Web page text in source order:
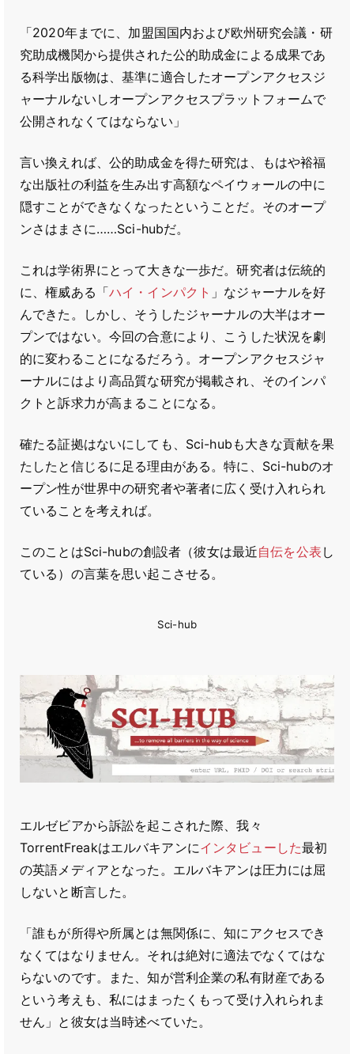
「2020年までに、加盟国国内および欧州研究会議・研
究助成機関から提供された公的助成金による成果であ
る科学出版物は、基準に適合したオープンアクセスジ
ャーナルないしオープンアクセスプラットフォームで
公開されなくてはならない」
言い換えれば、公的助成金を得た研究は、もはや裕福
な出版社の利益を生み出す高額なペイウォールの中に
隠すことができなくなったということだ。そのオープ
ンさはまさに……Sci-hubだ。
これは学術界にとって大きな一歩だ。研究者は伝統的
に、権威ある「ハイ・インパクト 」なジャーナルを好
んできた。しかし、そうしたジャーナルの大半はオー
プンではない。今回の合意により、こうした状況を劇
的に変わることになるだろう。オープンアクセスジャ
ーナルにはより高品質な研究が掲載され、そのインパ
クトと訴求力が高まることになる。
確たる証拠はないにしても、Sci-hubも大きな貢献を果
たしたと信じるに足る理由がある。特に、Sci-hubのオ
ープン性が世界中の研究者や著者に広く受け入れられ
ていることを考えれば。
このことはSci-hubの創設者（彼女は最近自伝を公表 し
ている）の言葉を思い起こさせる。
Sci-hub
エルゼビアから訴訟を起こされた際、我々
TorrentFreakはエルバキアンにインタビューした最初
の英語メディアとなった。エルバキアンは圧力には屈
しないと断言した。
「誰もが所得や所属とは無関係に、知にアクセスでき
なくてはなりません。それは絶対に適法でなくてはな
らないのです。また、知が営利企業の私有財産である
という考えも、私にはまったくもって受け入れられま
せん」と彼女は当時述べていた。